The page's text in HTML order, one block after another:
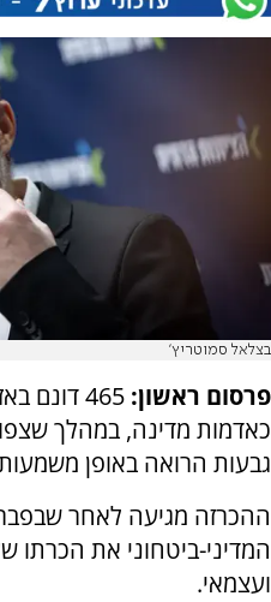
בצלאל סמוטריץ'
פרסום ראשון:
465 דונם
כאדמות מדינה, במהלך
גבעות הרואה באופן
המדיני-ביטחוני את הכרתו
ועצמאי.